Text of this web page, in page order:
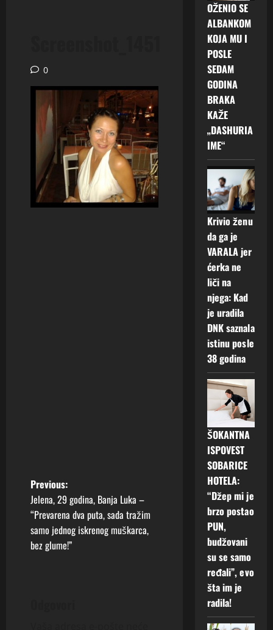
0
P
o
s
Previous:
Jelena, 29 godina, Banja Luka –
“Prevarena dva puta, sada tražim
samo jednog iskrenog muškarca,
bez glume!”
OŽENIO SE
ALBANKOM
KOJA MU I
POSLE
SEDAM
GODINA
BRAKA
KAŽE
„DASHURIA
IME“
Krivio ženu
da ga je
VARALA jer
ćerka ne
liči na
njega: Kad
je uradila
DNK saznala
istinu posle
38 godina
ŠOKANTNA
ISPOVEST
SOBARICE
HOTELA:
“Džep mi je
brzo postao
PUN,
budžovani
su se samo
ređali”, evo
šta im je
radila!